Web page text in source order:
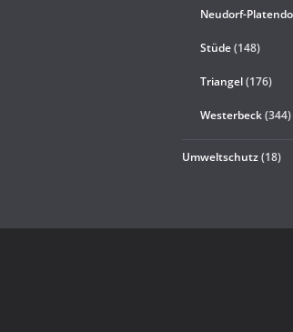
Neudorf-
Stüde(148)
Triangel(176)
Westerbeck(344)
Umweltschutz(18)